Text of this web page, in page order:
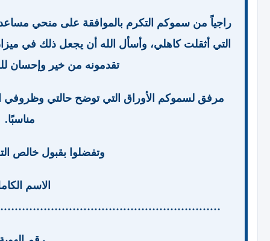
راجياً من سموكم التكرم بالموافقة على منحي
التي أثقلت كاهلي، وأسأل الله أن يجعل ذلك في
تقدمونه من خير وإحسان
مرفق لسموكم الأوراق التي توضح حالتي وظروفي
مناسبًا.
وتفضلوا بقبول خالص
الاسم